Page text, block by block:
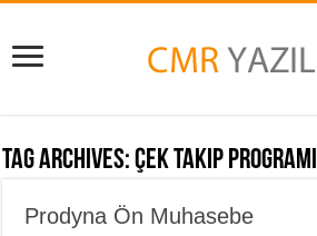
Tag Archives:Çek Takip Programı
Prodyna Ön Muhasebe